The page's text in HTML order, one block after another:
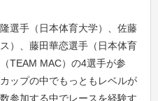
選手（日本体育大学）、佐藤
）、藤田華恋選手（日本体育
TEAM MAC）の4選手が参
ップの中でもっともレベルが
参加する中でレースを経験す